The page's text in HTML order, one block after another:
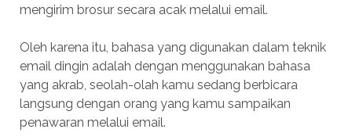
mengirim brosur secara acak melalui email.
Oleh karena itu, bahasa yang digunakan dalam teknik
email dingin adalah dengan menggunakan bahasa
yang akrab, seolah-olah kamu sedang berbicara
langsung dengan orang yang kamu sampaikan
penawaran melalui email.